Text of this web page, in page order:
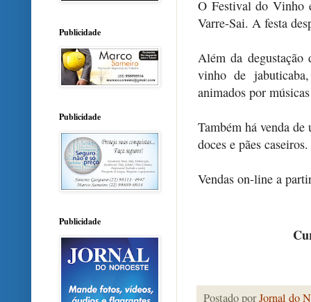
O Festival do Vinho
Varre-Sai. A festa
Além da
vinho de
animados por
Também há venda
doces e pães caseiros.
Vendas on-line a
Postado porJornal do
Publicidade
Publicidade
Publicidade